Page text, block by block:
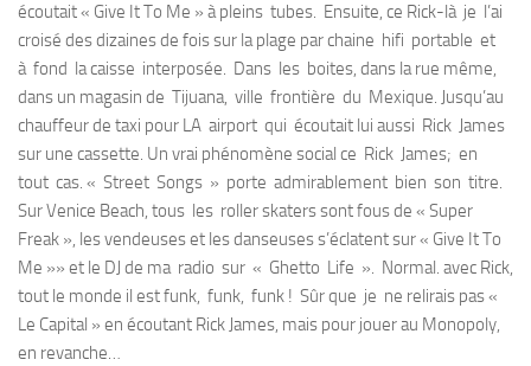
écoutait « Give It To Me » à pleins tubes. Ensuite, ce Rick-là je l’ai
croisé des dizaines de fois sur la plage par chaine hifi portable et
à fond la caisse interposée. Dans les boites, dans la rue même,
dans un magasin de Tijuana, ville frontière du Mexique. Jusqu’au
chauffeur de taxi pour LA airport qui écoutait lui aussi Rick James
sur une cassette. Un vrai phénomène social ce Rick James; en
tout cas. « Street Songs » porte admirablement bien son titre.
Sur Venice Beach, tous les roller skaters sont fous de « Super
Freak », les vendeuses et les danseuses s’éclatent sur « Give It To
Me »» et le DJ de ma radio sur « Ghetto Life ». Normal. avec Rick,
tout le monde il est funk, funk, funk ! Sûr que je ne relirais pas «
Le Capital » en écoutant Rick James, mais pour jouer au Monopoly,
en revanche…